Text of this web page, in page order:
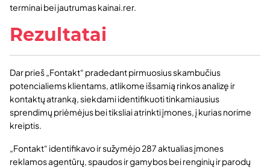
terminai bei jautrumas kainai.rer.
Rezultatai
Dar prieš „Fontakt“ pradedant pirmuosius skambučius
potencialiems klientams, atlikome išsamią rinkos analizę ir
kontaktų atranką, siekdami identifikuoti tinkamiausius
sprendimų priėmėjus bei tiksliai atrinkti įmones, į kurias norime
kreiptis.
„Fontakt“ identifikavo ir sužymėjo 287 aktualias įmones
reklamos agentūrų, spaudos ir gamybos bei renginių ir parodų